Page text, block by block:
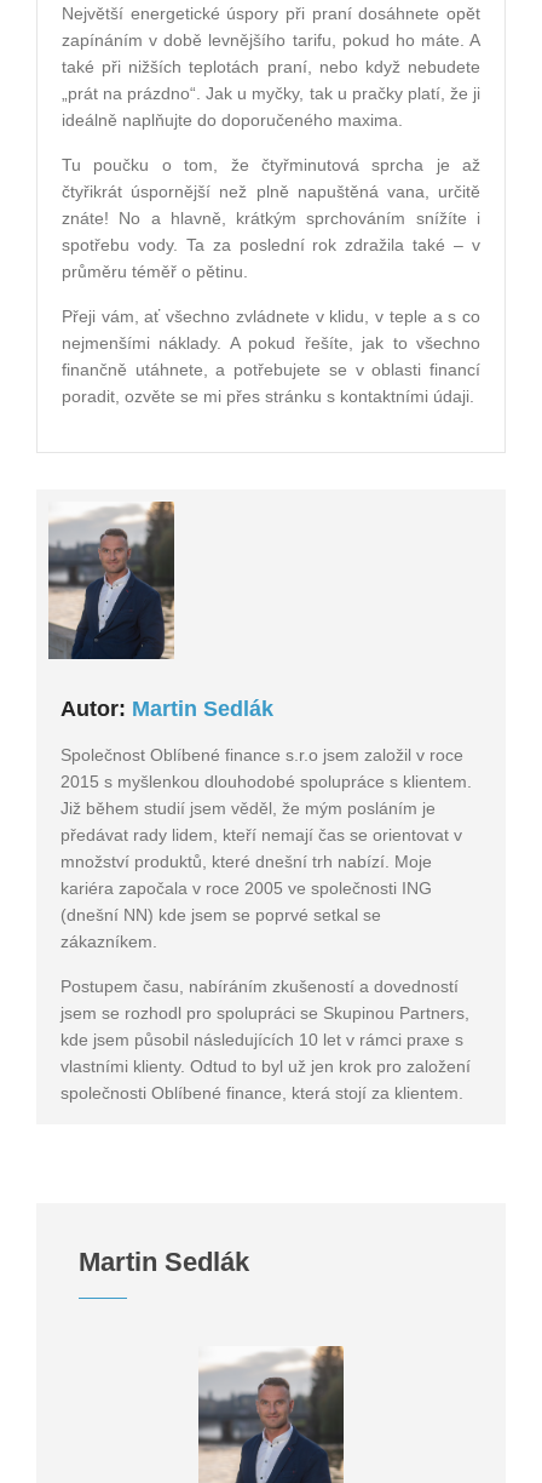
Největší energetické úspory při praní dosáhnete opět
zapínáním v době levnějšího tarifu, pokud ho máte. A
také při nižších teplotách praní, nebo když nebudete
„prát na prázdno“. Jak u myčky, tak u pračky platí, že ji
ideálně naplňujte do doporučeného maxima.
Tu poučku o tom, že čtyřminutová sprcha je až
čtyřikrát úspornější než plně napuštěná vana, určitě
znáte! No a hlavně, krátkým sprchováním snížíte i
spotřebu vody. Ta za poslední rok zdražila také – v
průměru téměř o pětinu.
Přeji vám, ať všechno zvládnete v klidu, v teple a s co
nejmenšími náklady. A pokud řešíte, jak to všechno
finančně utáhnete, a potřebujete se v oblasti financí
poradit, ozvěte se mi přes stránku s kontaktními údaji.
Autor: Martin Sedlák
Společnost Oblíbené finance s.r.o jsem založil v roce
2015 s myšlenkou dlouhodobé spolupráce s klientem.
Již během studií jsem věděl, že mým posláním je
předávat rady lidem, kteří nemají čas se orientovat v
množství produktů, které dnešní trh nabízí. Moje
kariéra započala v roce 2005 ve společnosti ING
(dnešní NN) kde jsem se poprvé setkal se
zákazníkem.
Postupem času, nabíráním zkušeností a dovedností
jsem se rozhodl pro spolupráci se Skupinou Partners,
kde jsem působil následujících 10 let v rámci praxe s
vlastními klienty. Odtud to byl už jen krok pro založení
společnosti Oblíbené finance, která stojí za klientem.
Martin Sedlák